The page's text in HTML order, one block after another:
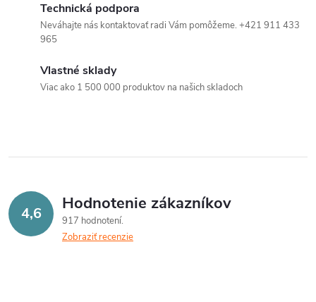
Technická podpora
Neváhajte nás kontaktovať radi Vám pomôžeme. +421 911 433
965
Vlastné sklady
Viac ako 1 500 000 produktov na našich skladoch
4,6 Hodnotenie zákazníkov
917 hodnotení
Zobraziť recenzie